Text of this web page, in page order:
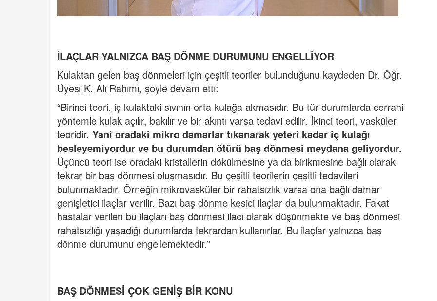
İLAÇLAR YALNIZCA BAŞ DÖNME DURUMUNU ENGELLİYOR
Kulaktan gelen baş dönmeleri için çeşitli teoriler bulunduğunu kaydeden Dr. Öğr.
Üyesi K. Ali Rahimi, şöyle devam etti:
“Birinci teori, iç kulaktaki sıvının orta kulağa akmasıdır. Bu tür durumlarda cerrahi
yöntemle kulak açılır, bakılır ve bir akıntı varsa tedavi edilir. İkinci teori, vasküler
teoridir. Yani oradaki mikro damarlar tıkanarak yeteri kadar iç kulağı
besleyemiyordur ve bu durumdan ötürü baş dönmesi meydana geliyordur.
Üçüncü teori ise oradaki kristallerin dökülmesine ya da birikmesine bağlı olarak
tekrar bir baş dönmesi oluşmasıdır. Bu çeşitli teorilerin çeşitli tedavileri
bulunmaktadır. Örneğin mikrovasküler bir rahatsızlık varsa ona bağlı damar
genişletici ilaçlar verilir. Bazı baş dönme kesici ilaçlar da bulunmaktadır. Fakat
hastalar verilen bu ilaçları baş dönmesi ilacı olarak düşünmekte ve baş dönmesi
rahatsızlığı yaşadığı durumlarda tekrardan kullanırlar. Bu ilaçlar yalnızca baş
dönme durumunu engellemektedir.”
BAŞ DÖNMESİ ÇOK GENİŞ BİR KONU